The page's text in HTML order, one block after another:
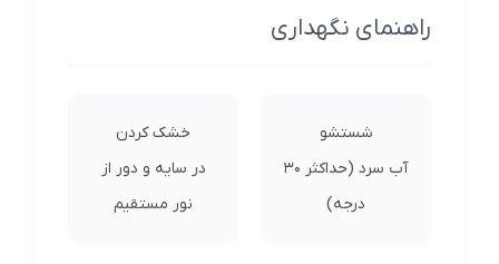
راهنمای نگهداری
شستشو
آب سرد (حداکثر 30
درجه)
خشک کردن
در سایه و دور از
نور مستقیم